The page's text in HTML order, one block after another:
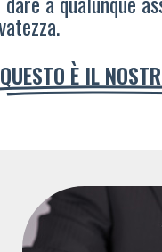
QUESTO È IL